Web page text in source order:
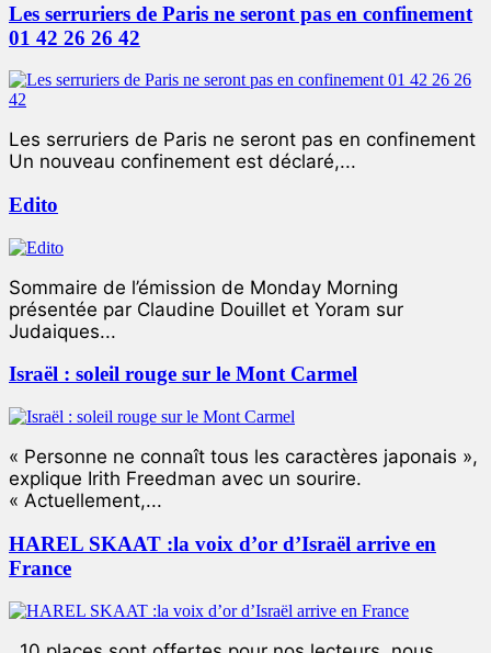
Les serruriers de Paris ne seront pas en confinement
01 42 26 26 42
Les serruriers de Paris ne seront pas en confinement
Un nouveau confinement est déclaré,...
Edito
Sommaire de l’émission de Monday Morning
présentée par Claudine Douillet et Yoram sur
Judaiques...
Israël : soleil rouge sur le Mont Carmel
« Personne ne connaît tous les caractères japonais »,
explique Irith Freedman avec un sourire.
« Actuellement,...
HAREL SKAAT :la voix d’or d’Israël arrive en
France